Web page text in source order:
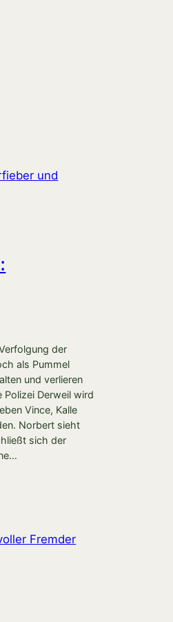
der
als Pummel
und verlieren
Polizei Derweil wird
Vince, Kalle
Norbert sieht
sich der